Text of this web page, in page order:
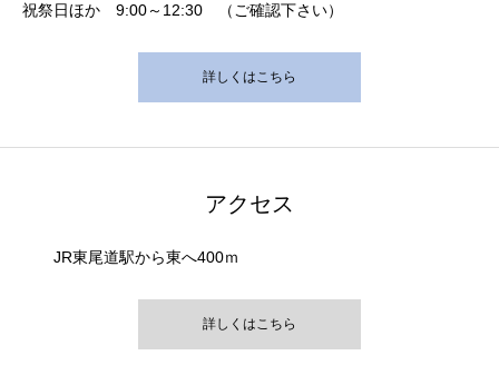
祝祭日ほか 9:00～12:30 （ご確認下さい）
詳しくはこちら
アクセス
JR東尾道駅から東へ400ｍ
詳しくはこちら